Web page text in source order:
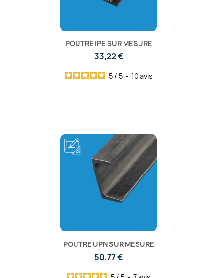
POUTRE IPE SUR MESURE
33,22 €
5 / 5 - 10 avis
POUTRE UPN SUR MESURE
50,77 €